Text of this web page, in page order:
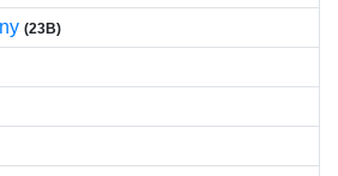
(23B)